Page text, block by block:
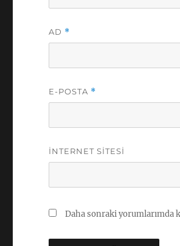
AD *
E-POSTA *
İNTERNET SITESI
Daha sonraki yorumlarımda